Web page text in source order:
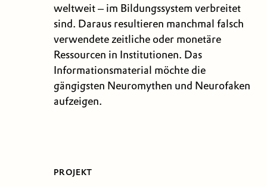
weltweit – im Bildungssystem verbreitet
sind. Daraus resultieren manchmal falsch
verwendete zeitliche oder monetäre
Ressourcen in Institutionen. Das
Informationsmaterial möchte die
gängigsten Neuromythen und Neurofaken
aufzeigen.
PROJEKT